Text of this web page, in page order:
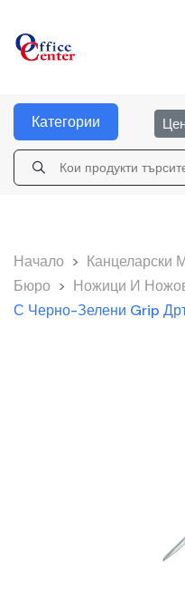
Категории
Начало > Канцеларски
Бюро > Ножици И
С Черно-Зелени Grip